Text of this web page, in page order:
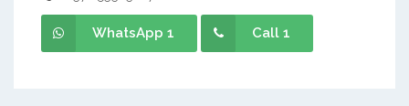
WhatsApp 1 Call 1